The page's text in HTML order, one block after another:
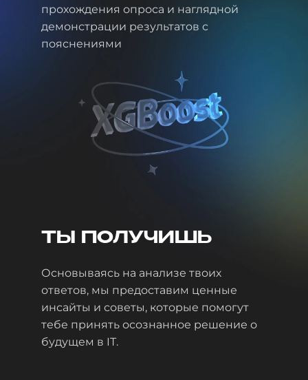
прохождения опроса и наглядной
демонстрации результатов с
пояснениями
ТЫ ПОЛУЧИШЬ
Основываясь на анализе твоих
ответов, мы предоставим ценные
инсайты и советы, которые помогут
тебе принять осознанное решение о
будущем в IT.